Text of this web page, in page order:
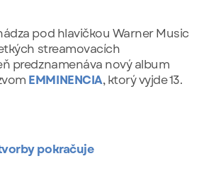
pod hlavičkou Warner Music
streamovacích
predznamenáva nový album
EMMINENCIA, ktorý vyjde 13.
pokračuje